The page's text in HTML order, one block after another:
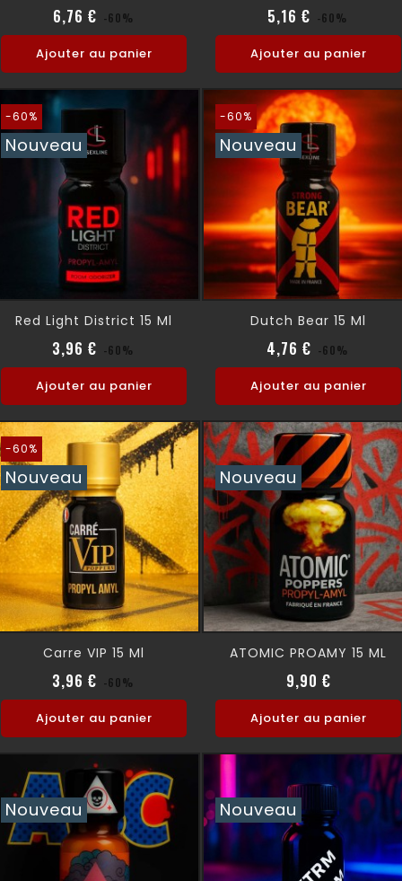
6,76 € Prix normal
-60%
Ajouter au panier
5,16 € Prix normal
-60%
Ajouter au panier
-60%
Nouveau
Red Light District 15 Ml
3,96 € Prix normal
-60%
Ajouter au panier
-60%
Nouveau
Dutch Bear 15 Ml
4,76 € Prix normal
-60%
Ajouter au panier
-60%
Nouveau
Carre VIP 15 Ml
3,96 € Prix normal
-60%
Ajouter au panier
Nouveau
ATOMIC PROAMY 15 ML
9,90 €Prix
Ajouter au panier
Nouveau Nouveau